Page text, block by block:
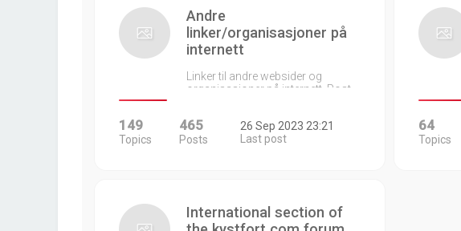
Andre
linker/organisasjoner på
internett
Linker til andre websider og
organisasjoner på internett. Post…
149
Topics
465
Posts
26 Sep 2023 23:21
Last post
64
Topics
International section of